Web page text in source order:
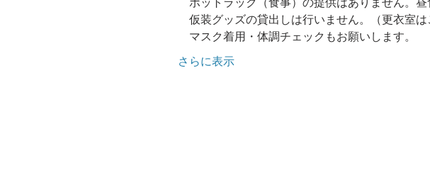
ポットラック（食事）の提供はありません。昼
仮装グッズの貸出しは行いません。（更衣室は
マスク着用・体調チェックもお願いします。
さらに表示